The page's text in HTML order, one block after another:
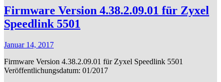
Firmware Version 4.38.2.09.01 für Zyxel
Speedlink 5501
Januar 14, 2017
Firmware Version 4.38.2.09.01 für Zyxel Speedlink 5501
Veröffentlichungsdatum: 01/2017